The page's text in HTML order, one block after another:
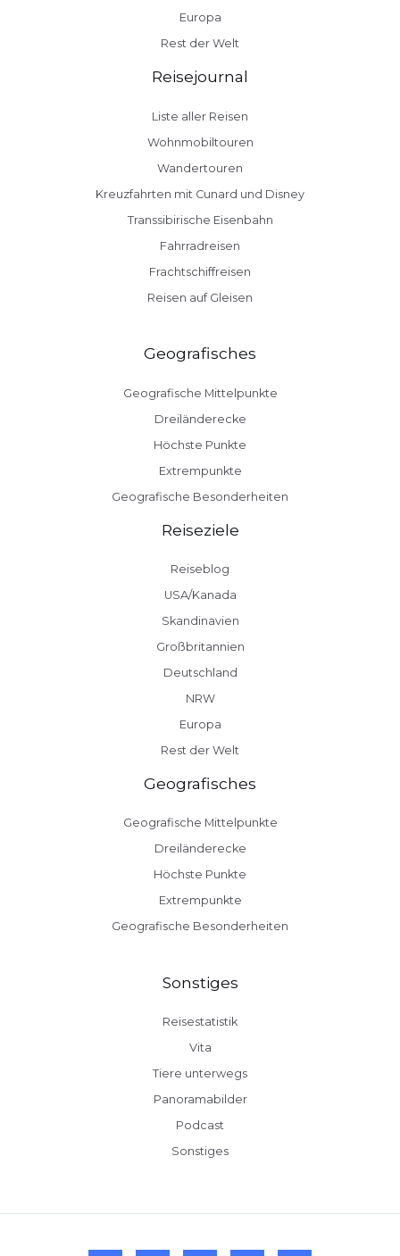
Europa
Rest der Welt
Reisejournal
Liste aller Reisen
Wohnmobiltouren
Wandertouren
Kreuzfahrten mit Cunard und Disney
Transsibirische Eisenbahn
Fahrradreisen
Frachtschiffreisen
Reisen auf Gleisen
Geografisches
Geografische Mittelpunkte
Dreiländerecke
Höchste Punkte
Extrempunkte
Geografische Besonderheiten
Reiseziele
Reiseblog
USA/Kanada
Skandinavien
Großbritannien
Deutschland
NRW
Europa
Rest der Welt
Geografisches
Geografische Mittelpunkte
Dreiländerecke
Höchste Punkte
Extrempunkte
Geografische Besonderheiten
Sonstiges
Reisestatistik
Vita
Tiere unterwegs
Panoramabilder
Podcast
Sonstiges